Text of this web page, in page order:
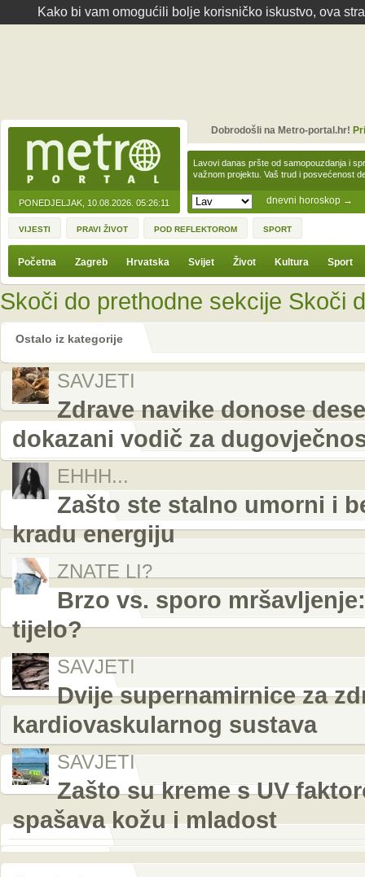
Kako bi vam omogućili bolje korisničko iskustvo, ova
PONEDJELJAK, 10.08.2026. 05:26:11 dnevni horoskop →
Lavovi danas pršte od samopouzdanja i
važnom projektu. Vaš trud i posvećenost
Dobrodošli na Metro-portal.hr!
VIJESTI PRAVI ŽIVOT POD REFLEKTOROM SPORT
Početna Zagreb Hrvatska Svijet Život Kultura Sport
Skoči do prethodne sekcije Skoči
Ostalo iz kategorije
SAVJETI
Zdrave navike donose
dokazani vodič za
EHHH...
Zašto ste stalno umorni i
kradu energiju
ZNATE LI?
Brzo vs. sporo
tijelo?
SAVJETI
Dvije supernamirnice za
kardiovaskularnog sustava
SAVJETI
Zašto su kreme s UV
spašava kožu i mladost